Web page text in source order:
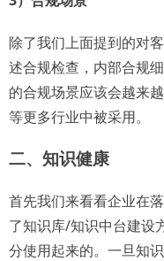
除了我们上面提到的对
述合规检查，内部合规
的合规场景应该会越来
等更多行业中被采用。
二、知识健康
首先我们来看看企业在
了知识库/知识中台建设
分使用起来的。一旦知